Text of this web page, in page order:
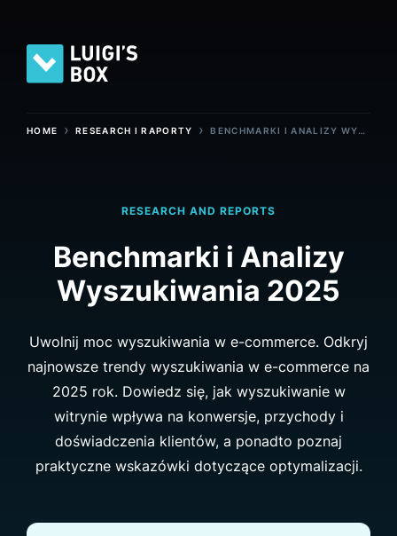
HOME ›RESEARCH I RAPORTY ›BENCHMARKI I ANALIZY WYSZUKIWANIA 2025
RESEARCH AND REPORTS
Benchmarki i Analizy
Wyszukiwania 2025
Uwolnij moc wyszukiwania w e-commerce. Odkryj
najnowsze trendy wyszukiwania w e-commerce na
2025 rok. Dowiedz się, jak wyszukiwanie w
witrynie wpływa na konwersje, przychody i
doświadczenia klientów, a ponadto poznaj
praktyczne wskazówki dotyczące optymalizacji.